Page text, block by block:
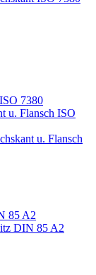
7380
u. Flansch ISO
u. Flansch
85 A2
DIN 85 A2